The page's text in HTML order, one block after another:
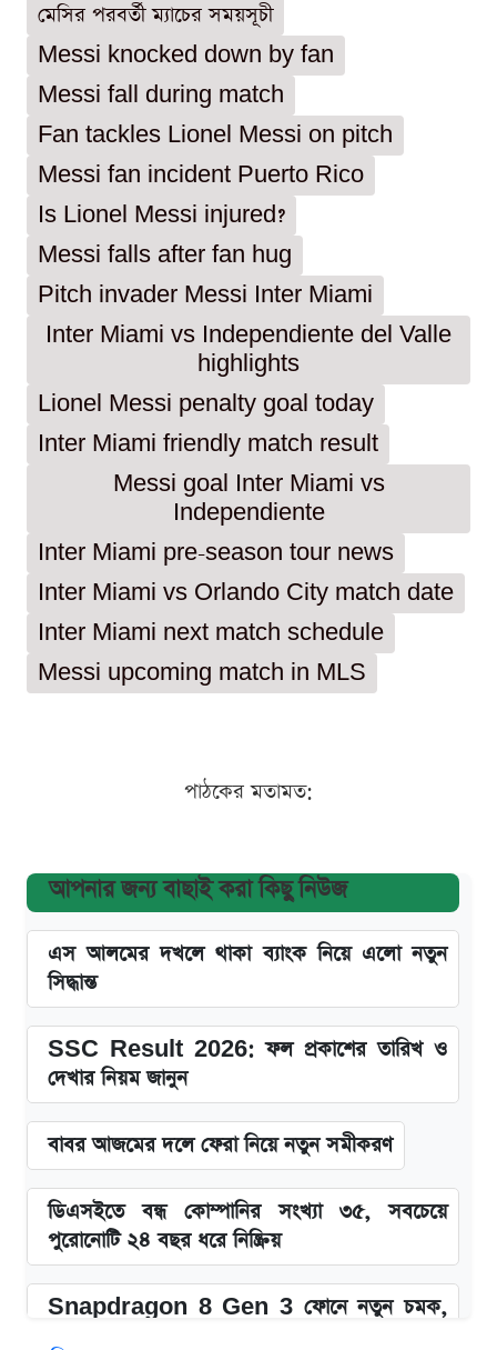
মেসির পরবর্তী ম্যাচের সময়সূচী
Messi knocked down by fan
Messi fall during match
Fan tackles Lionel Messi on pitch
Messi fan incident Puerto Rico
Is Lionel Messi injured?
Messi falls after fan hug
Pitch invader Messi Inter Miami
Inter Miami vs Independiente del Valle
highlights
Lionel Messi penalty goal today
Inter Miami friendly match result
Messi goal Inter Miami vs
Independiente
Inter Miami pre-season tour news
Inter Miami vs Orlando City match date
Inter Miami next match schedule
Messi upcoming match in MLS
পাঠকের মতামত:
আপনার জন্য বাছাই করা কিছু নিউজ
এস আলমের দখলে থাকা ব্যাংক নিয়ে এলো নতুন
সিদ্ধান্ত
SSC Result 2026: ফল প্রকাশের তারিখ ও
দেখার নিয়ম জানুন
বাবর আজমের দলে ফেরা নিয়ে নতুন সমীকরণ
ডিএসইতে বন্ধ কোম্পানির সংখ্যা ৩৫, সবচেয়ে
পুরোনোটি ২৪ বছর ধরে নিষ্ক্রিয়
Snapdragon 8 Gen 3 ফোনে নতুন চমক,